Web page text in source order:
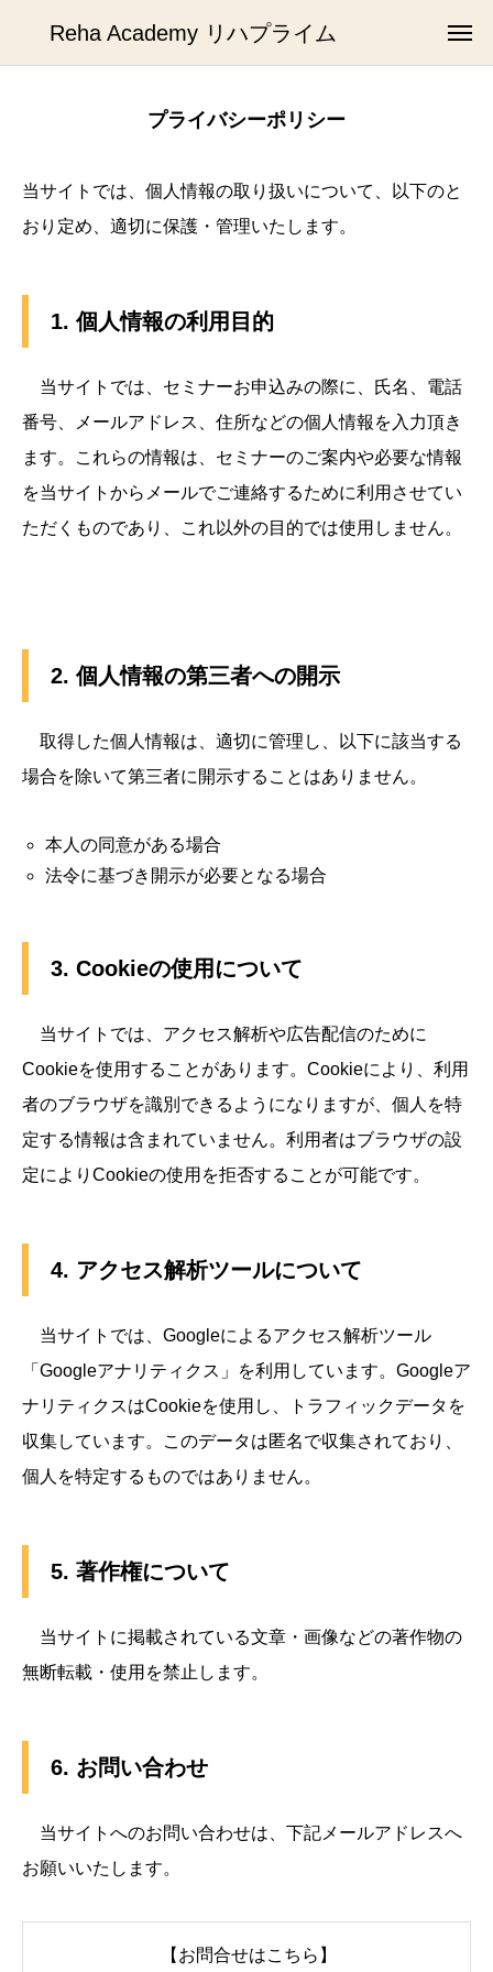
Reha Academy リハプライム
プライバシーポリシー
当サイトでは、個人情報の取り扱いについて、以下のと
おり定め、適切に保護・管理いたします。
1. 個人情報の利用目的
当サイトでは、セミナーお申込みの際に、氏名、電話
番号、メールアドレス、住所などの個人情報を入力頂き
ます。これらの情報は、セミナーのご案内や必要な情報
を当サイトからメールでご連絡するために利用させてい
ただくものであり、これ以外の目的では使用しません。
2. 個人情報の第三者への開示
取得した個人情報は、適切に管理し、以下に該当する
場合を除いて第三者に開示することはありません。
本人の同意がある場合
法令に基づき開示が必要となる場合
3. Cookieの使用について
当サイトでは、アクセス解析や広告配信のために
Cookieを使用することがあります。Cookieにより、利用
者のブラウザを識別できるようになりますが、個人を特
定する情報は含まれていません。利用者はブラウザの設
定によりCookieの使用を拒否することが可能です。
4. アクセス解析ツールについて
当サイトでは、Googleによるアクセス解析ツール
「Googleアナリティクス」を利用しています。Googleア
ナリティクスはCookieを使用し、トラフィックデータを
収集しています。このデータは匿名で収集されており、
個人を特定するものではありません。
5. 著作権について
当サイトに掲載されている文章・画像などの著作物の
無断転載・使用を禁止します。
6. お問い合わせ
当サイトへのお問い合わせは、下記メールアドレスへ
お願いいたします。
【お問合せはこちら】